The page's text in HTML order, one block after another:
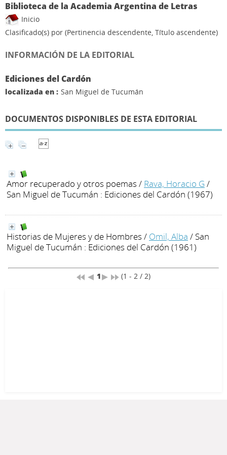
Biblioteca de la Academia Argentina de Letras
Inicio
Clasificado(s) por (Pertinencia descendente, Título ascendente)
INFORMACIÓN DE LA EDITORIAL
Ediciones del Cardón
localizada en : San Miguel de Tucumán
DOCUMENTOS DISPONIBLES DE ESTA EDITORIAL
Amor recuperado y otros poemas / Rava, Horacio G /
San Miguel de Tucumán : Ediciones del Cardón (1967)
Historias de Mujeres y de Hombres / Omil, Alba / San
Miguel de Tucumán : Ediciones del Cardón (1961)
1 (1 - 2 / 2)